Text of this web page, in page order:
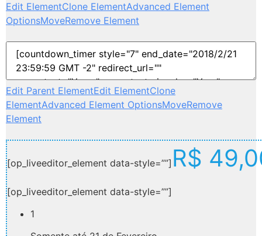
Edit ElementClone ElementAdvanced Element
OptionsMoveRemove Element
Edit Parent ElementEdit ElementClone
ElementAdvanced Element OptionsMoveRemove
Element
[op_liveeditor_element data-style=””] R$
[op_liveeditor_element data-style=””]
1